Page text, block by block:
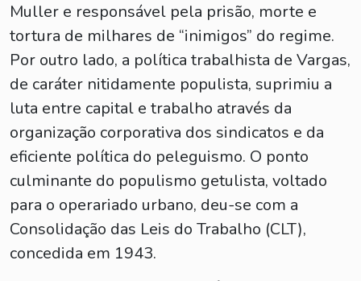
Muller e responsável pela prisão, morte e
tortura de milhares de “inimigos” do regime.
Por outro lado, a política trabalhista de Vargas,
de caráter nitidamente populista, suprimiu a
luta entre capital e trabalho através da
organização corporativa dos sindicatos e da
eficiente política do peleguismo. O ponto
culminante do populismo getulista, voltado
para o operariado urbano, deu-se com a
Consolidação das Leis do Trabalho (CLT),
concedida em 1943.